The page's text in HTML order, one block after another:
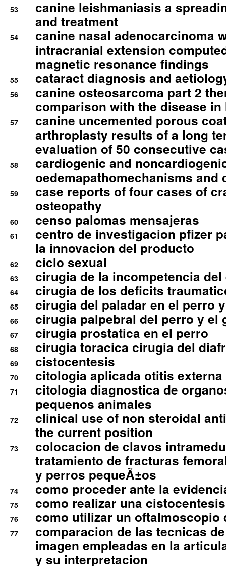
53
canine leishmaniasis a
and treatment
54
canine nasal adenocarcinoma
intracranial extension
magnetic resonance findings
55 cataract diagnosis and
56
canine osteosarcoma part 2
comparison with the disease in
57
canine uncemented porous
arthroplasty results of a long
evaluation of 50 consecutive
58
cardiogenic and
oedemapathomechanisms and
59
case reports of four cases of
osteopathy
60 censo palomas mensajeras
61
centro de investigacion pfizer
la innovacion del producto
62 ciclo sexual
63 cirugia de la incompetencia
64 cirugia de los deficits
65 cirugia del paladar en el perro
66 cirugia palpebral del perro y el
67 cirugia prostatica en el perro
68 cirugia toracica cirugia del
69 cistocentesis
70 citologia aplicada otitis externa
71
citologia diagnostica de
pequenos animales
72
clinical use of non steroidal
the current position
73
colocacion de clavos
tratamiento de fracturas
y perros pequeÃ±os
74 como proceder ante la
75 como realizar una
76 como utilizar un oftalmoscopio
77
comparacion de las tecnicas
imagen empleadas en la
y su interpretacion